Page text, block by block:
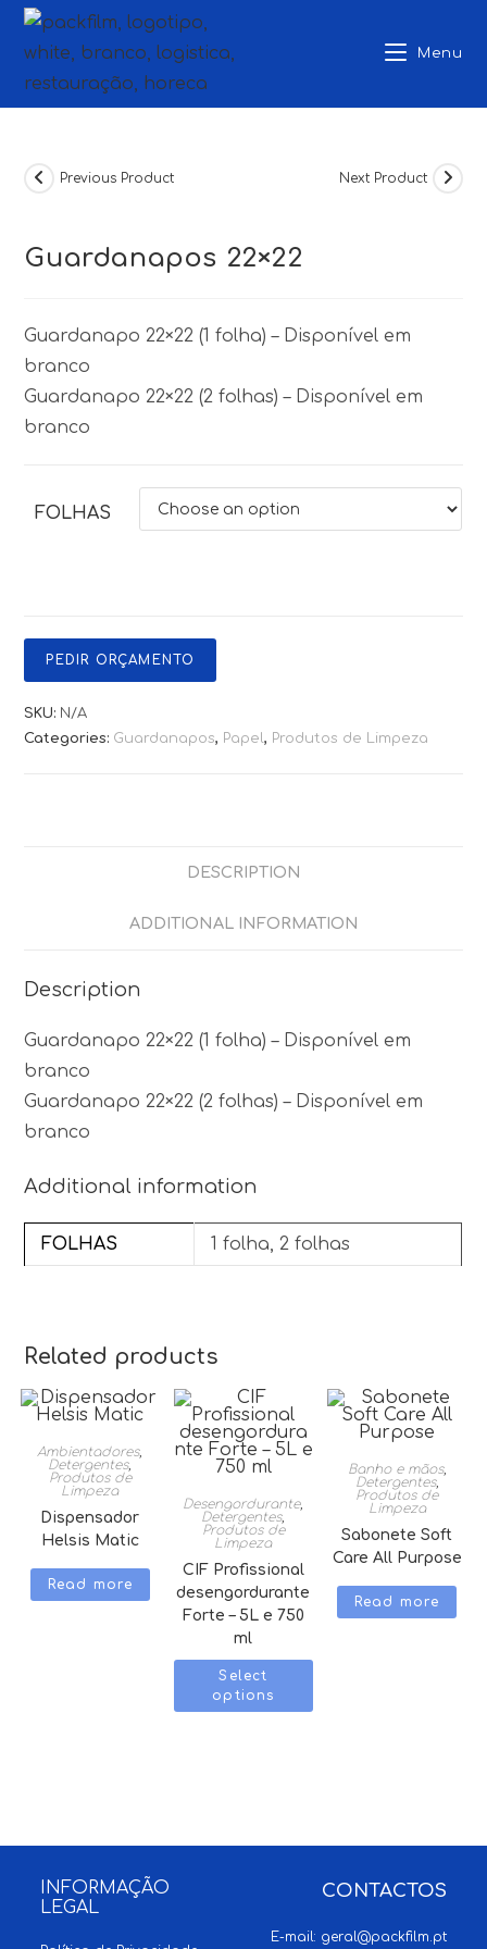
Skip
Menu
Previous Product Next Product
Guardanapos 22×22
Guardanapo 22×22 (1 folha) – Disponível em
branco
Guardanapo 22×22 (2 folhas) – Disponível em
branco
FOLHAS
PEDIR ORÇAMENTO
SKU: N/A
Categories: Guardanapos, Papel, Produtos de Limpeza
DESCRIPTION
ADDITIONAL INFORMATION
Description
Guardanapo 22×22 (1 folha) – Disponível em
branco
Guardanapo 22×22 (2 folhas) – Disponível em
branco
Additional information
FOLHAS 1 folha, 2 folhas
Related products
Ambientadores,
Detergentes,
Produtos de
Limpeza
Dispensador
Helsis Matic
Read more
Desengordurante,
Detergentes,
Produtos de
Limpeza
CIF Profissional
desengordurante
Forte – 5L e 750
ml
Select
options
Banho e mãos,
Detergentes,
Produtos de
Limpeza
Sabonete Soft
Care All Purpose
Read more
INFORMAÇÃO
LEGAL
CONTACTOS
E-mail: geral@packfilm.pt